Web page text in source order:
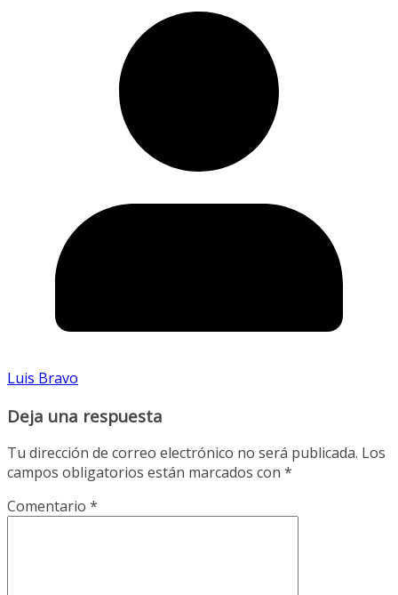
Luis Bravo
Deja una respuesta
Tu dirección de correo electrónico no será publicada. Los
campos obligatorios están marcados con *
Comentario *